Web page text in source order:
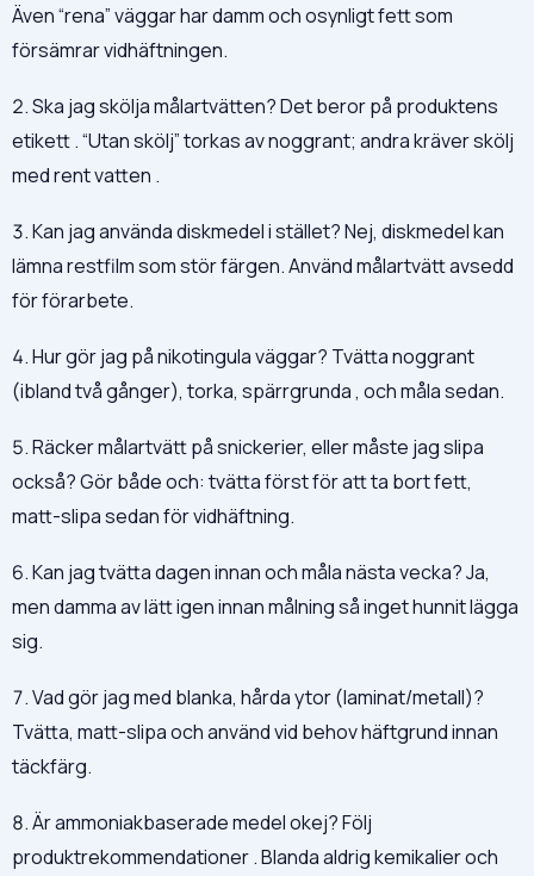
Även “rena” väggar har damm och osynligt fett som
försämrar vidhäftningen.
2. Ska jag skölja målartvätten? Det beror på produktens
etikett . “Utan skölj” torkas av noggrant; andra kräver skölj
med rent vatten .
3. Kan jag använda diskmedel i stället? Nej, diskmedel kan
lämna restfilm som stör färgen. Använd målartvätt avsedd
för förarbete.
4. Hur gör jag på nikotingula väggar? Tvätta noggrant
(ibland två gånger), torka, spärrgrunda , och måla sedan.
5. Räcker målartvätt på snickerier, eller måste jag slipa
också? Gör både och: tvätta först för att ta bort fett,
matt-slipa sedan för vidhäftning.
6. Kan jag tvätta dagen innan och måla nästa vecka? Ja,
men damma av lätt igen innan målning så inget hunnit lägga
sig.
7. Vad gör jag med blanka, hårda ytor (laminat/metall)?
Tvätta, matt-slipa och använd vid behov häftgrund innan
täckfärg.
8. Är ammoniakbaserade medel okej? Följ
produktrekommendationer . Blanda aldrig kemikalier och